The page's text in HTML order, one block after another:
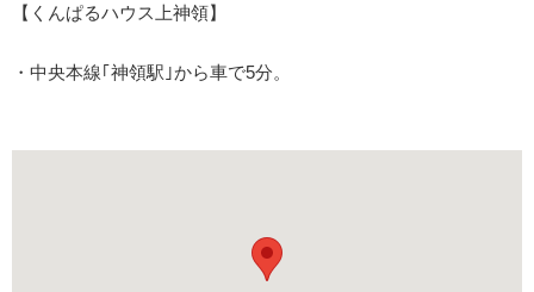
【くんぱるハウス上神領】
・中央本線｢神領駅｣から車で5分。